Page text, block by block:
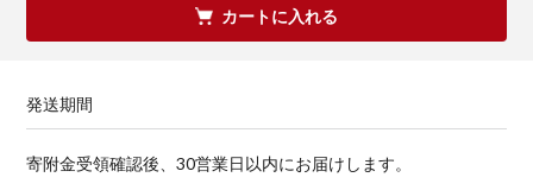
カートに入れる
発送期間
寄附金受領確認後、30営業日以内にお届けします。